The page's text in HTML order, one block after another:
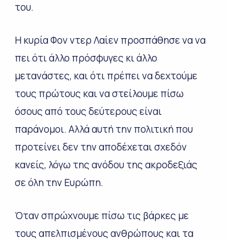
του.
Η κυρία Φον ντερ Λαίεν προσπάθησε να να
πει ότι άλλο πρόσφυγες κι άλλο
μετανάστες, και ότι πρέπει να δεχτούμε
τους πρώτους και να στείλουμε πίσω
όσους από τους δεύτερους είναι
παράνομοι. Αλλά αυτή την πολιτική που
προτείνει δεν την αποδέχεται σχεδόν
κανείς, λόγω της ανόδου της ακροδεξιάς
σε όλη την Ευρώπη.
Όταν σπρώχνουμε πίσω τις βάρκες με
τους απελπισμένους ανθρώπους και τα